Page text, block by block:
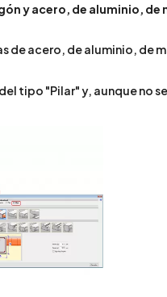
y acero, de aluminio, de
de acero, de aluminio, de
tipo "Pilar" y, aunque no